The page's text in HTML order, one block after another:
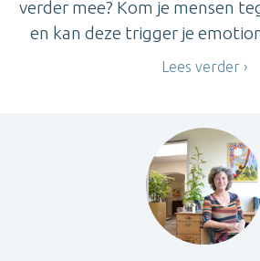
verder mee? Kom je mensen
en kan deze trigger je
Lees verder